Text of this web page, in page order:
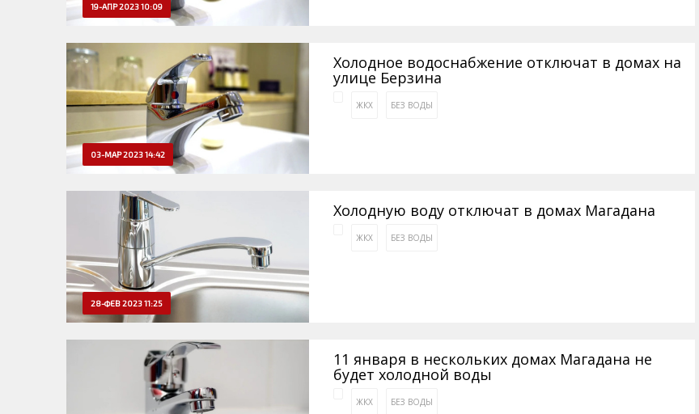
19-АПР 2023 10:09
03-МАР 2023 14:42
Холодное водоснабжение отключат в домах на
улице Берзина
ЖКХ БЕЗ ВОДЫ
28-ФЕВ 2023 11:25
Холодную воду отключат в домах Магадана
ЖКХ БЕЗ ВОДЫ
11 января в нескольких домах Магадана не
будет холодной воды
ЖКХ БЕЗ ВОДЫ